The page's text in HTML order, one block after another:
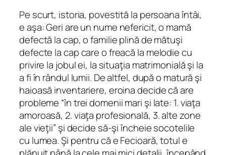
Pe scurt, istoria, povestită la persoana întâi,
e aşa: Geri are un nume nefericit, o mamă
defectă la cap, o familie plină de mătuşi
defecte la cap care o freacă la melodie cu
privire la jobul ei, la situaţia matrimonială şi la
a fi în rândul lumii. De altfel, după o matură şi
haioasă inventariere, eroina decide că are
probleme “în trei domenii mari şi late: 1. viaţa
amoroasă, 2. viaţa profesională, 3. alte zone
ale vieţii” şi decide să-şi încheie socotelile
cu lumea. Şi pentru că e Fecioară, totul e